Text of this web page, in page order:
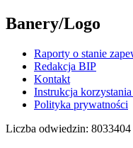
Banery/Logo
Raporty o stanie
Redakcja BIP
Kontakt
Instrukcja
Polityka prywatności
Liczba odwiedzin: 8033404